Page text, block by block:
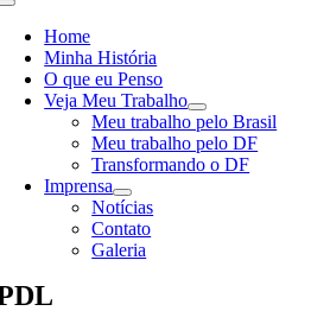
Toggle
NavigationHome
Minha História
O que eu Penso
Veja Meu Trabalho
Meu trabalho pelo Brasil
Meu trabalho pelo DF
Transformando o DF
Imprensa
Notícias
Contato
Galeria